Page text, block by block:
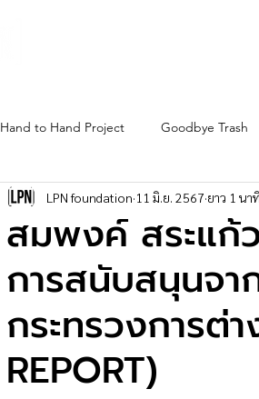
Hand to Hand Project Goodbye Trash
สมพงค์ สระแก้
การสนับสนุนจา
กระทรวงการต่
REPORT)
LPN foundation 11 มิ.ย. 2567 ยาว 1 นาที